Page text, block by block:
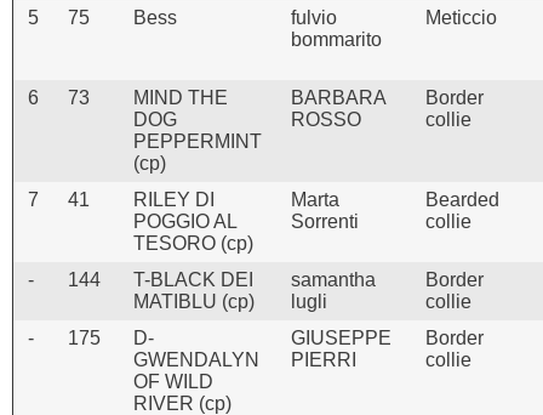
5 75 Bess
fulvio
bommarito
Meticcio
6 73
MIND THE
DOG
PEPPERMINT
(cp)
BARBARA
ROSSO
Border
collie
7 41
RILEY DI
POGGIO AL
TESORO (cp)
Marta
Sorrenti
Bearded
collie
- 144
T-BLACK DEI
MATIBLU (cp)
samantha
lugli
Border
collie
-
175
D-
GWENDALYN
OF WILD
RIVER (cp)
GIUSEPPE
PIERRI
Border
collie